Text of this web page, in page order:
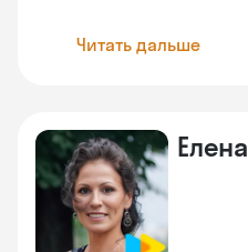
Читать дальше
Елена